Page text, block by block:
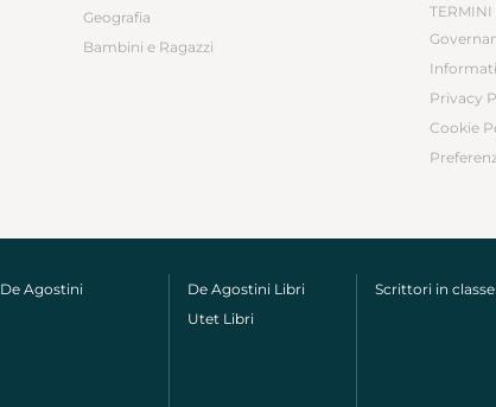
Geografia
Bambini e Ragazzi
TERMINI
Privacy
Cookie
De Agostini
De Agostini Libri
Utet Libri
Scrittori in classe